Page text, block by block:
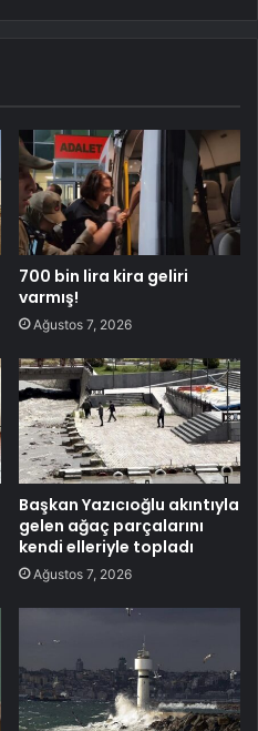
700 bin lira kira geliri
varmış!
Ağustos 7, 2026
Başkan Yazıcıoğlu akıntıyla
gelen ağaç parçalarını
kendi elleriyle topladı
Ağustos 7, 2026